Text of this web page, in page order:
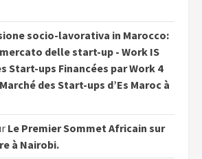
socio-lavorativa in Marocco:
delle start-up - Work IS
Start-ups Financées par Work 4
des Start-ups d’Es Maroc à
Le Premier Sommet Africain sur
à Nairobi.